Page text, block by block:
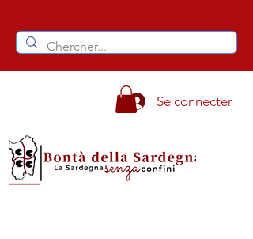
Se connecter